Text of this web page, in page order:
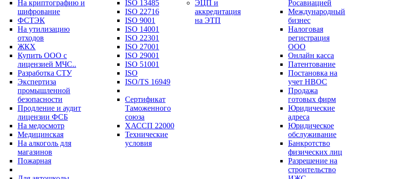
На криптографию и
шифрование
ФСТЭК
На утилизацию
отходов
ЖКХ
Купить ООО с
лицензией МЧС..
Разработка СТУ
Экспертиза
промышленной
безопасности
Продление и аудит
лицензии ФСБ
На медосмотр
Медицинская
На алкоголь для
магазинов
Пожарная
ISO 13485
ISO 22716
ISO 9001
ISO 14001
ISO 22301
ISO 27001
ISO 29001
ISO 51001
ISO
ISO/TS 16949
Сертификат
Таможенного
союза
ХАССП 22000
Технические
условия
ЭЦП и
аккредитация
на ЭТП
Росавиацией
Международный
бизнес
Налоговая
регистрация
ООО
Онлайн касса
Патентование
Постановка на
учет НВОС
Продажа
готовых фирм
Юридические
адреса
Юридическое
обслуживание
Банкротство
физических лиц
Разрешение на
строительство